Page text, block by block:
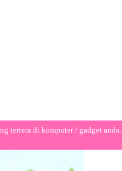
tertera di komputer / gadget anda.